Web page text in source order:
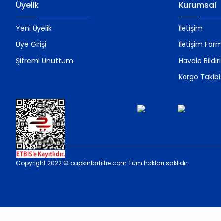
Üyelik
Yeni Üyelik
Üye Girişi
Şifremi Unuttum
Kurumsal
İletişim
İletişim
Havale
Kargo Takibi
Copyright 2022 © capkinlarfiltre.com Tüm hakları saklıdır.